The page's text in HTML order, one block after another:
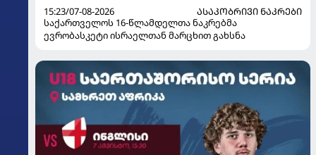
15:23/07-08-2026
ᲐᲡᲐᲙᲝᲑᲠᲘᲕᲘ ᲜᲐᲙᲠᲔᲑᲘ
საქართველოს 16-წლამდელთა ნაკრებმა
ევრობასკეტი ისრაელთან მარცხით გახსნა